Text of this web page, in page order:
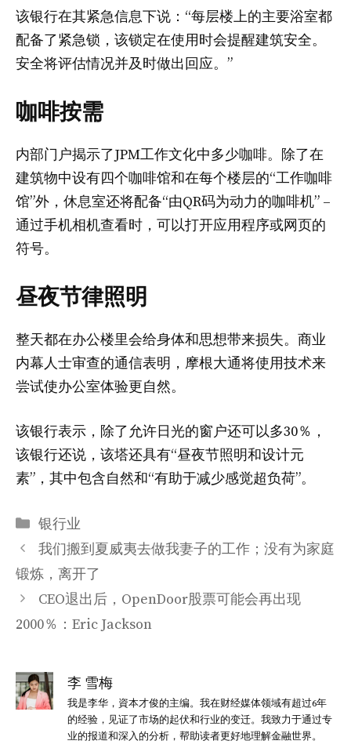
该银行在其紧急信息下说：“每层楼上的主要浴室都
配备了紧急锁，该锁定在使用时会提醒建筑安全。
安全将评估情况并及时做出回应。”
咖啡按需
内部门户揭示了JPM工作文化中多少咖啡。除了在
建筑物中设有四个咖啡馆和在每个楼层的“工作咖啡
馆”外，休息室还将配备“由QR码为动力的咖啡机” –
通过手机相机查看时，可以打开应用程序或网页的
符号。
昼夜节律照明
整天都在办公楼里会给身体和思想带来损失。商业
内幕人士审查的通信表明，摩根大通将使用技术来
尝试使办公室体验更自然。
该银行表示，除了允许日光的窗户还可以多30％，
该银行还说，该塔还具有“昼夜节照明和设计元
素”，其中包含自然和“有助于减少感觉超负荷”。
分
类
银行业
我们搬到夏威夷去做我妻子的工作；没有为家庭
锻炼，离开了
CEO退出后，OpenDoor股票可能会再出现
2000％：Eric Jackson
李 雪梅
我是李华，資本才俊的主编。我在财经媒体领域有超过6年
的经验，见证了市场的起伏和行业的变迁。我致力于通过专
业的报道和深入的分析，帮助读者更好地理解金融世界。